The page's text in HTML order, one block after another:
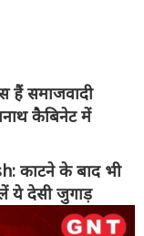
हैं समाजवादी
कैबिनेट में
काटने के बाद भी
ये देसी जुगाड़